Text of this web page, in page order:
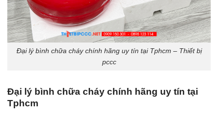
Đại lý bình chữa cháy chính hãng uy tín tại Tphcm – Thiết bị
pccc
Đại lý bình chữa cháy chính hãng uy tín tại
Tphcm